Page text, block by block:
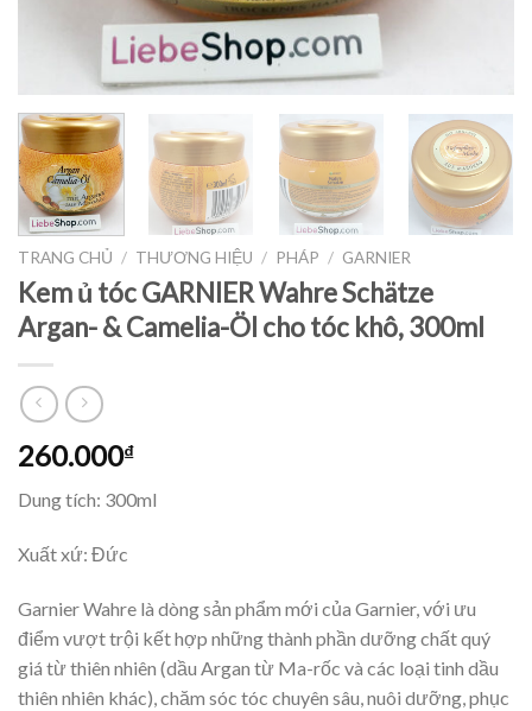
TRANG CHỦ / THƯƠNG HIỆU / PHÁP / GARNIER
Kem ủ tóc GARNIER Wahre Schätze
Argan- & Camelia-Öl cho tóc khô, 300ml
260.000₫
Dung tích: 300ml
Xuất xứ: Đức
Garnier Wahre là dòng sản phẩm mới của Garnier, với ưu
điểm vượt trội kết hợp những thành phần dưỡng chất quý
giá từ thiên nhiên (dầu Argan từ Ma-rốc và các loại tinh dầu
thiên nhiên khác), chăm sóc tóc chuyên sâu, nuôi dưỡng, phục